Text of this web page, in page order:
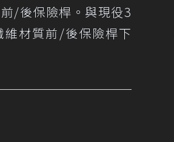
/後保險桿。與現役3
維材質前/後保險桿下